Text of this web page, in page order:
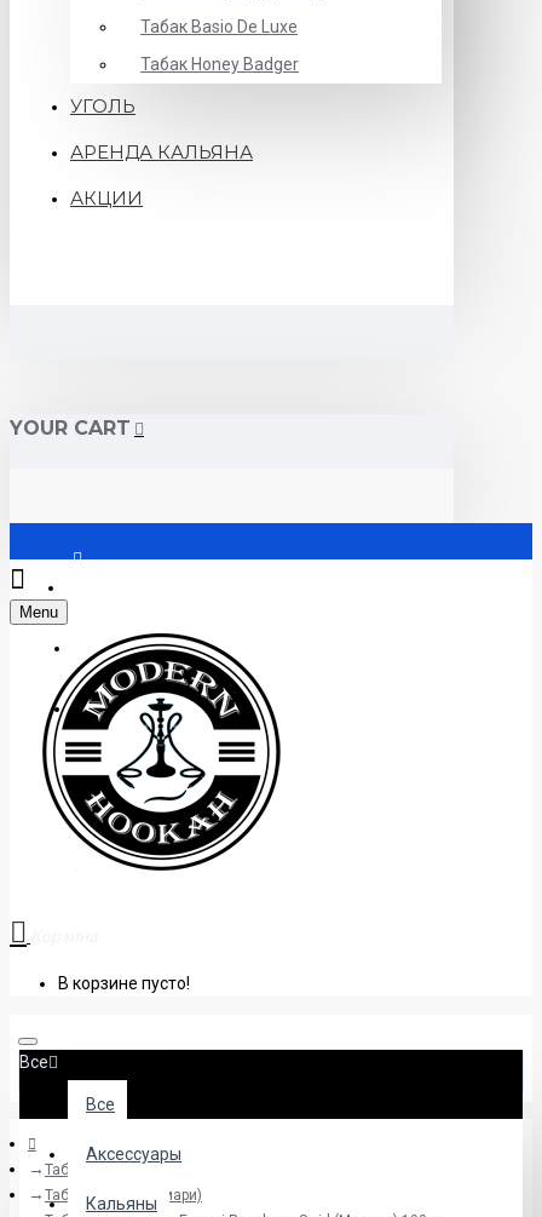
Табак Basio De Luxe
Табак Honey Badger
УГОЛЬ
АРЕНДА КАЛЬЯНА
АКЦИИ
YOUR CART
Регистрация
+38 (095) 945 04 33
Menu
В корзине пусто!
Все
Все
Аксессуары
Кальяны
Табак
Табак Fumari (Фумари)